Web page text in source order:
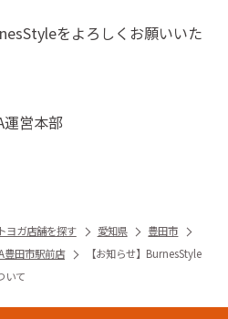
をよろしくお願いいた
運営本部
ヨガ店舗を探す 愛知県
豊田市
豊田市駅前店
【お知らせ】BurnesStyle
いて